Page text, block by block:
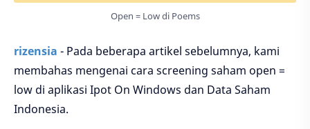
Open = Low di Poems
rizensia - Pada beberapa artikel sebelumnya, kami
membahas mengenai cara screening saham open =
low di aplikasi Ipot On Windows dan Data Saham
Indonesia.